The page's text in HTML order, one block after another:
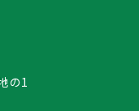
の1